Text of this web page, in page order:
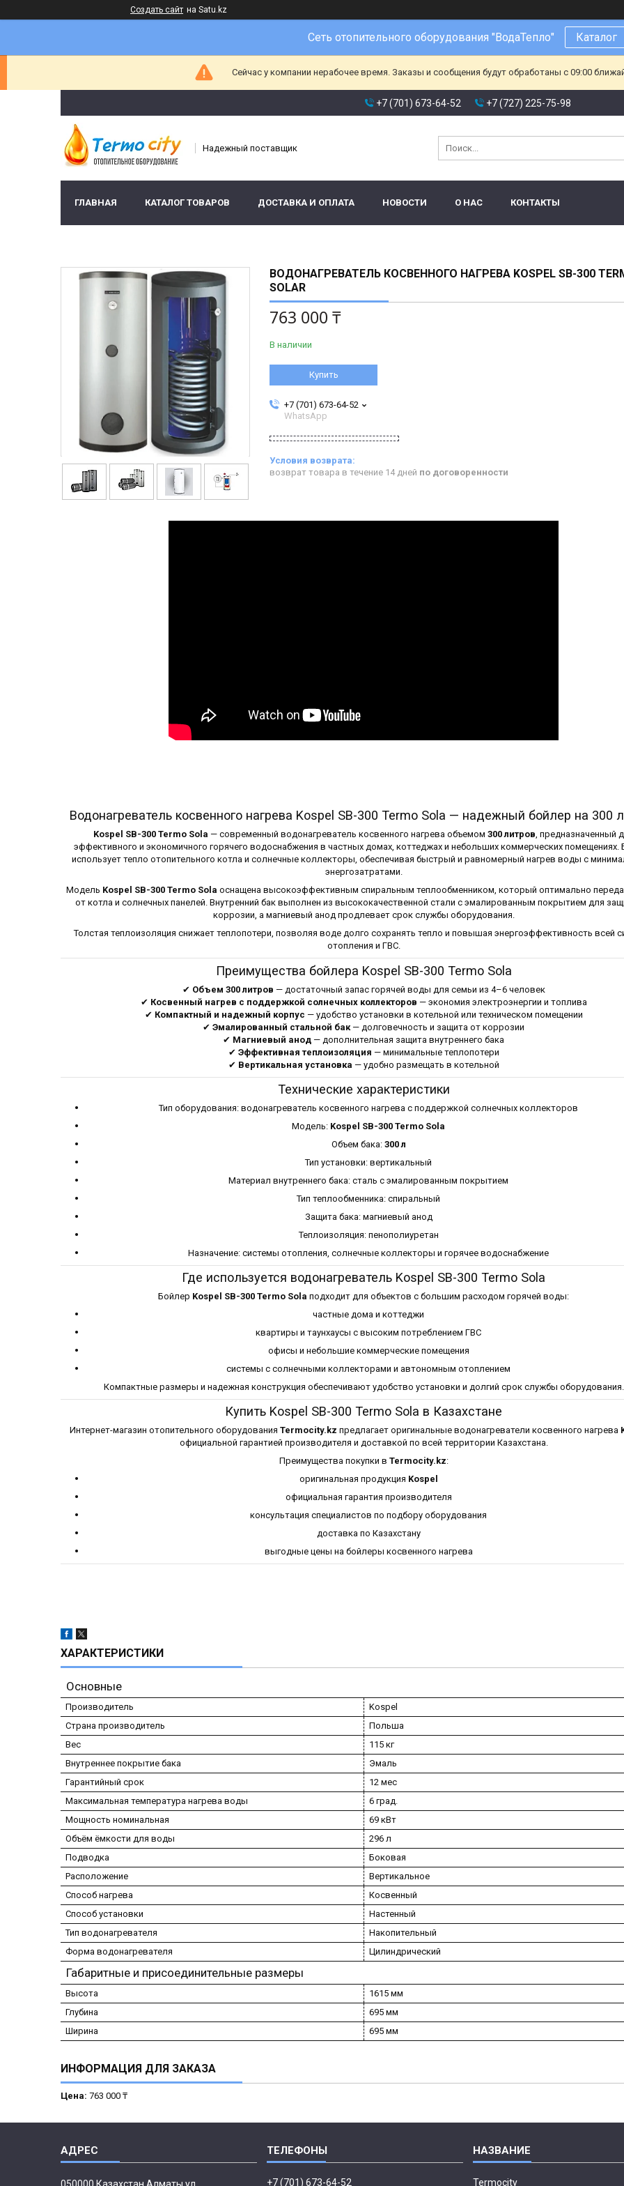
Создать сайт на Satu.kz
Сеть отопительного оборудования "ВодаТепло" Каталог
Сейчас у компании нерабочее время. Заказы и сообщения будут обработаны с 09:00
+7 (701) 673-64-52 +7 (727) 225-75-98
Надежный поставщик
ГЛАВНАЯ КАТАЛОГ ТОВАРОВ ДОСТАВКА И ОПЛАТА НОВОСТИ О НАС КОНТАКТЫ
ВОДОНАГРЕВАТЕЛЬ КОСВЕННОГО НАГРЕВА KOSPEL SB-300
SOLAR
763 000 ₸
В наличии
Купить
+7 (701) 673-64-52
WhatsApp
возврат товара в течение 14 дней по договоренности
Водонагреватель косвенного нагрева Kospel SB-300 Termo Sola — надежный бойлер на 300
Kospel SB-300 Termo Sola — современный водонагреватель косвенного нагрева объемом 300 литров, предназначенный
эффективного и экономичного горячего водоснабжения в частных домах, коттеджах и небольших коммерческих помещениях.
использует тепло отопительного котла и солнечные коллекторы, обеспечивая быстрый и равномерный нагрев воды с
энергозатратами.
Модель Kospel SB-300 Termo Sola оснащена высокоэффективным спиральным теплообменником, который оптимально
от котла и солнечных панелей. Внутренний бак выполнен из высококачественной стали с эмалированным покрытием для
коррозии, а магниевый анод продлевает срок службы оборудования.
Толстая теплоизоляция снижает теплопотери, позволяя воде долго сохранять тепло и повышая энергоэффективность всей
отопления и ГВС.
Преимущества бойлера Kospel SB-300 Termo Sola
✔ Объем 300 литров — достаточный запас горячей воды для семьи из 4–6 человек
✔ Косвенный нагрев с поддержкой солнечных коллекторов — экономия электроэнергии и топлива
✔ Компактный и надежный корпус — удобство установки в котельной или техническом помещении
✔ Эмалированный стальной бак — долговечность и защита от коррозии
✔ Магниевый анод — дополнительная защита внутреннего бака
✔ Эффективная теплоизоляция — минимальные теплопотери
✔ Вертикальная установка — удобно размещать в котельной
Технические характеристики
Тип оборудования: водонагреватель косвенного нагрева с поддержкой солнечных коллекторов
Модель: Kospel SB-300 Termo Sola
Объем бака: 300 л
Тип установки: вертикальный
Материал внутреннего бака: сталь с эмалированным покрытием
Тип теплообменника: спиральный
Защита бака: магниевый анод
Теплоизоляция: пенополиуретан
Назначение: системы отопления, солнечные коллекторы и горячее водоснабжение
Где используется водонагреватель Kospel SB-300 Termo Sola
Бойлер Kospel SB-300 Termo Sola подходит для объектов с большим расходом горячей воды:
частные дома и коттеджи
квартиры и таунхаусы с высоким потреблением ГВС
офисы и небольшие коммерческие помещения
системы с солнечными коллекторами и автономным отоплением
Компактные размеры и надежная конструкция обеспечивают удобство установки и долгий срок службы оборудования.
Купить Kospel SB-300 Termo Sola в Казахстане
Интернет-магазин отопительного оборудования Termocity.kz предлагает оригинальные водонагреватели косвенного нагрева
официальной гарантией производителя и доставкой по всей территории Казахстана.
Преимущества покупки в Termocity.kz:
оригинальная продукция Kospel
официальная гарантия производителя
консультация специалистов по подбору оборудования
доставка по Казахстану
выгодные цены на бойлеры косвенного нагрева
ХАРАКТЕРИСТИКИ
Основные
Производитель
Kospel
Страна производитель
Польша
Вес
115 кг
Внутреннее покрытие бака
Эмаль
Гарантийный срок
12 мес
Максимальная температура нагрева воды
6 град.
Мощность номинальная
69 кВт
Объём ёмкости для воды
296 л
Подводка
Боковая
Расположение
Вертикальное
Способ нагрева
Косвенный
Способ установки
Настенный
Тип водонагревателя
Накопительный
Форма водонагревателя
Цилиндрический
Габаритные и присоединительные размеры
Высота
1615 мм
Глубина
695 мм
Ширина
695 мм
ИНФОРМАЦИЯ ДЛЯ ЗАКАЗА
Цена: 763 000 ₸
050000 Казахстан Алматы ул. +7 (701) 673-64-52 Termocity